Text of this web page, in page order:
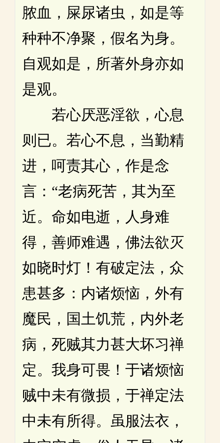
脓血，屎尿诸虫，如是等
种种不净聚，假名为身。
自观如是，所著外身亦如
是观。
若心厌恶淫欲，心息
则已。若心不息，当勤精
进，呵责其心，作是念
言：“老病死苦，其为至
近。命如电逝，人身难
得，善师难遇，佛法欲灭
如晓时灯！有破定法，众
患甚多：内诸烦恼，外有
魔民，国土饥荒，内外老
病，死贼其力甚大坏习禅
定。我身可畏！于诸烦恼
贼中未有微损，于禅定法
中未有所得。虽服法衣，